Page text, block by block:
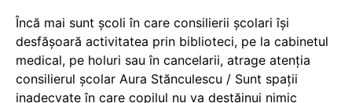
Încă mai sunt școli în care consilierii școlari își
desfășoară activitatea prin biblioteci, pe la cabinetul
medical, pe holuri sau în cancelarii, atrage atenția
consilierul școlar Aura Stănculescu / Sunt spații
inadecvate în care copilul nu va destăinui nimic